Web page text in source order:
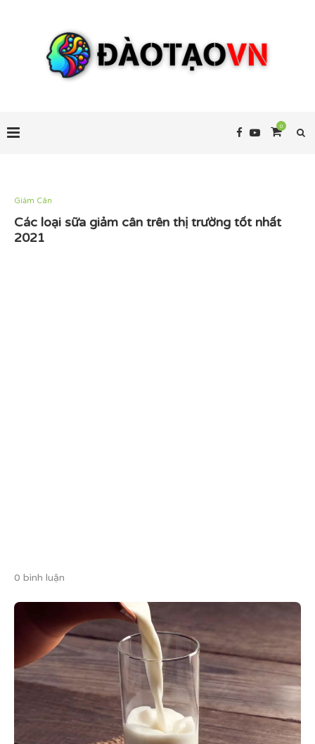
0
Giảm Cân
Các loại sữa giảm cân trên thị trường tốt nhất
2021
0 bình luận